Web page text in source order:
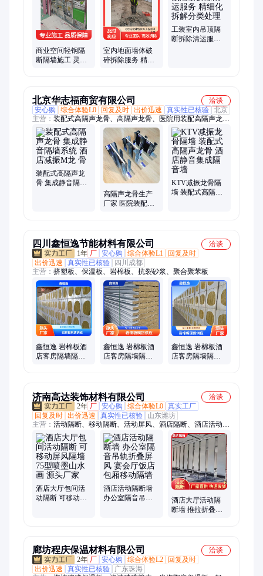
商业空间轻钢隔
断隔墙施工 灵活
室内地面墙体破
碎拆除服务 精细
工装室内吊顶隔
断拆除清运服务
北京华志福商贸有限公司
洽谈
安心购
综合体验L0 回复及时 出价迅速 真实性已核验 北京
主营： 装配式高隔声龙骨、高隔声龙骨、医院用装配高隔声龙
骨、装配式静音龙骨、静音龙骨、酒店高隔声龙骨、酒店隔声墙
方案、集成隔墙龙骨、装配式隔墙、酒店装配式隔墙、医院装配
式隔墙、双空腔龙骨、双空腔双减振龙骨、隔声墙方案、KTV隔
声墙
装配式高隔声龙
骨 集成静音隔墙
高隔声龙骨生产
厂家 医院装配式
KTV减振龙骨隔
墙 装配式高隔声
四川鑫恒逸节能材料有限公司
洽谈
1年 厂 安心购 综合体验L1
回复及时
出价迅速
真实性已核验
四川成都
主营： 挤塑板、保温板、岩棉板、抗裂砂浆、聚合聚苯板
鑫恒逸 岩棉板酒
店客房隔墙隔音
鑫恒逸 岩棉板酒
店客房隔墙隔音
鑫恒逸 岩棉板酒
店客房隔墙隔音
济南高达装饰材料有限公司
洽谈
2年 厂 安心购 综合体验L0 真实工厂
回复及时 出价迅速 真实性已核验
山东潍坊
主营： 活动隔断、移动隔断、活动屏风、酒店隔断、酒店活动隔
断、酒店屏风隔断、活动隔断墙、移动隔断墙、活动隔断屏风、
移动隔断屏风、活动折叠隔断
酒店大厅包间活
动隔断 可移动屏
酒店活动隔断墙
办公室隔音吊轨
酒店大厅活动隔
断墙 推拉折叠移
廊坊程庆保温材料有限公司
洽谈
2年 厂 安心购 综合体验L2
回复及时
出价迅速
真实性已核验
广东珠海